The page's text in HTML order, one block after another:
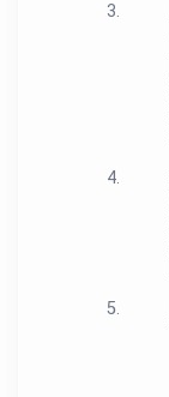
3.
4.
5.